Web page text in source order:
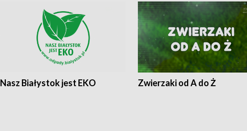
Nasz Białystok jest EKO Zwierzaki od A do Ż